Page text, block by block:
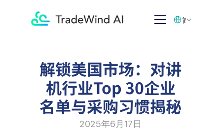
解锁美国市场：对讲
机行业Top 30企业
名单与采购习惯揭秘
2025年6月17日
简体中文